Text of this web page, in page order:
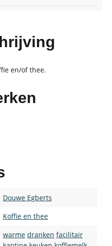
en/of thee.
Douwe Egberts
Koffie en thee
warme dranken facilitair